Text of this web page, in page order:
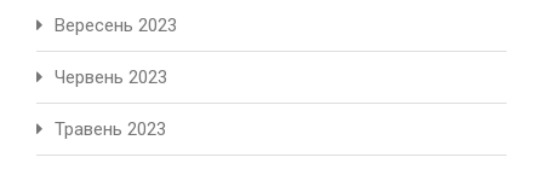
Вересень 2023
Червень 2023
Травень 2023